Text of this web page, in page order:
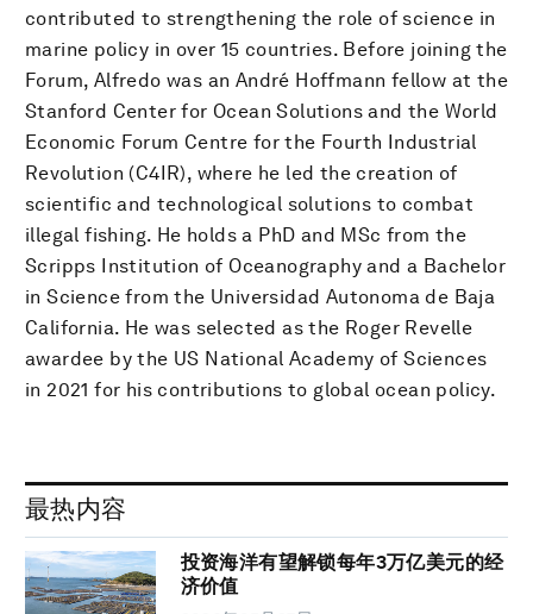
contributed to strengthening the role of science in
marine policy in over 15 countries. Before joining the
Forum, Alfredo was an André Hoffmann fellow at the
Stanford Center for Ocean Solutions and the World
Economic Forum Centre for the Fourth Industrial
Revolution (C4IR), where he led the creation of
scientific and technological solutions to combat
illegal fishing. He holds a PhD and MSc from the
Scripps Institution of Oceanography and a Bachelor
in Science from the Universidad Autonoma de Baja
California. He was selected as the Roger Revelle
awardee by the US National Academy of Sciences
in 2021 for his contributions to global ocean policy.
最热内容
投资海洋有望解锁每年3万亿美元的经
济价值